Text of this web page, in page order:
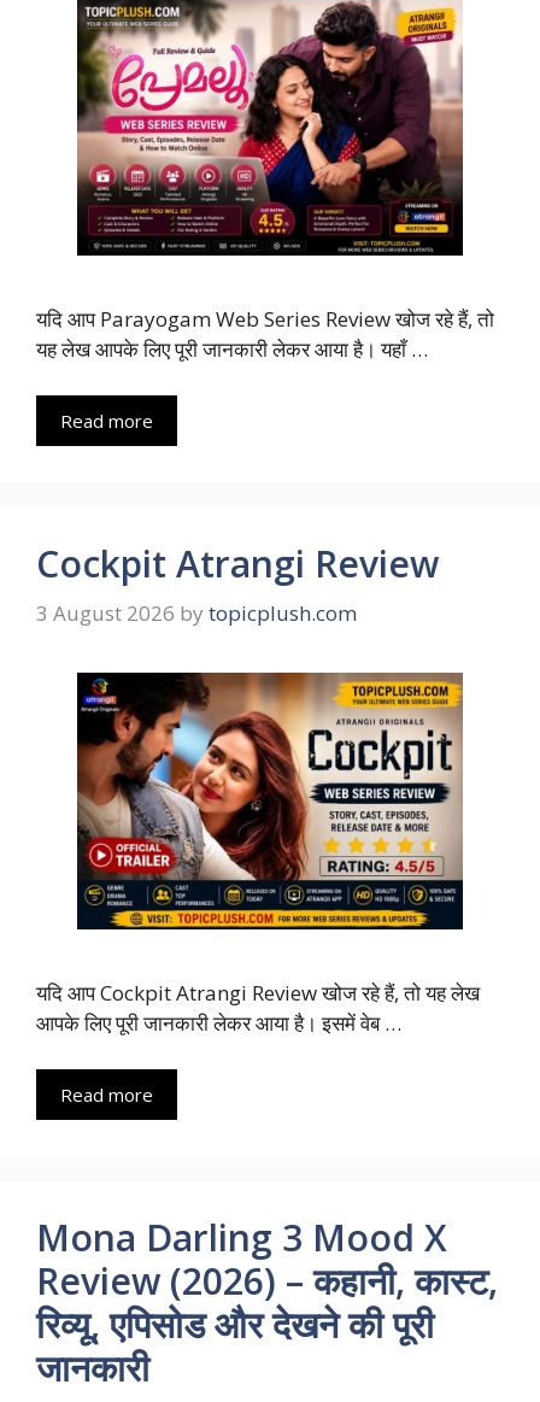
यदि आप Parayogam Web Series Review खोज रहे हैं, तो
यह लेख आपके लिए पूरी जानकारी लेकर आया है। यहाँ …
Read more
Cockpit Atrangi Review
3 August 2026 by topicplush.com
यदि आप Cockpit Atrangi Review खोज रहे हैं, तो यह लेख
आपके लिए पूरी जानकारी लेकर आया है। इसमें वेब …
Read more
Mona Darling 3 Mood X
Review (2026) – कहानी, कास्ट,
रिव्यू, एपिसोड और देखने की पूरी
जानकारी